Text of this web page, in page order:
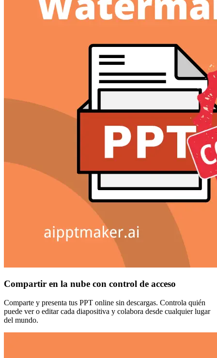
Compartir en la nube con control de acceso
Comparte y presenta tus PPT online sin descargas. Controla quién
puede ver o editar cada diapositiva y colabora desde cualquier lugar
del mundo.